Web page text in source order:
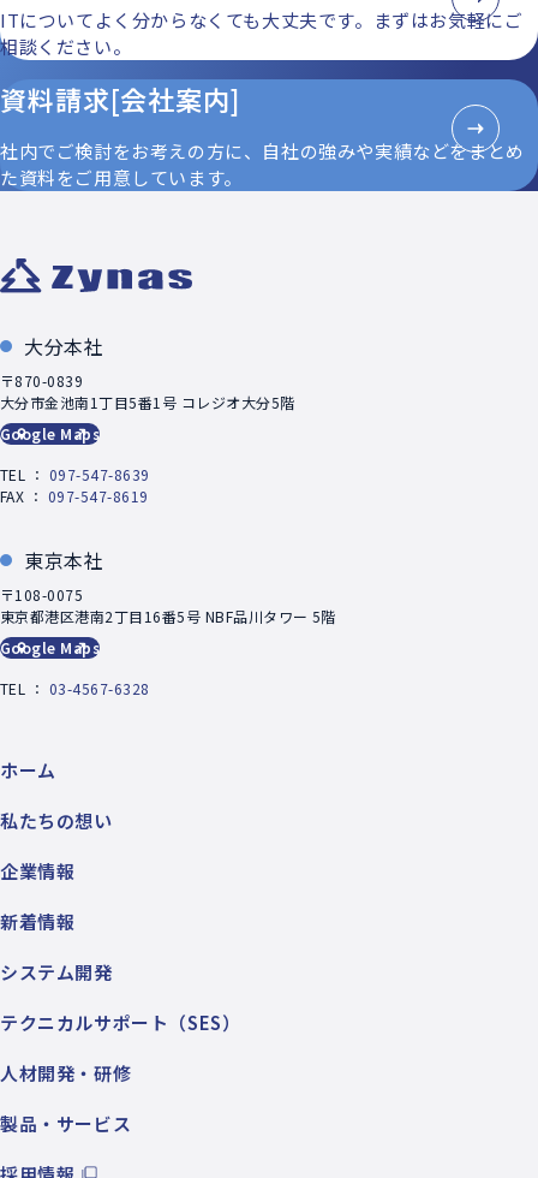
ITについてよく分からなくても大丈夫です。まずはお気軽にご
相談ください。
資料請求[会社案内]
社内でご検討をお考えの方に、自社の強みや実績などをまとめ
た資料をご用意しています。
大分本社
〒870-0839
大分市金池南1丁目5番1号 コレジオ大分5階
Google Maps
TEL ： 097-547-8639
FAX ： 097-547-8619
東京本社
〒108-0075
東京都港区港南2丁目16番5号 NBF品川タワー 5階
Google Maps
TEL ： 03-4567-6328
ホーム
私たちの想い
企業情報
新着情報
システム開発
テクニカルサポート（SES）
人材開発・研修
製品・サービス